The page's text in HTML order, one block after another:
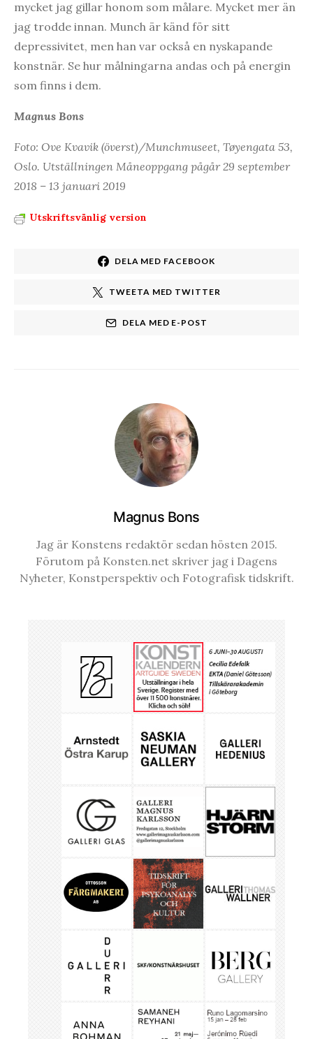
mycket jag gillar honom som målare. Mycket mer än
jag trodde innan. Munch är känd för sitt
depressivitet, men han var också en nyskapande
konstnär. Se hur målningarna andas och på energin
som finns i dem.
Magnus Bons
Foto: Ove Kvavik (överst)/Munchmuseet, Tøyengata 53,
Oslo. Utställningen Måneoppgang pågår 29 september
2018 – 13 januari 2019
Utskriftsvänlig version
DELA MED FACEBOOK
TWEETA MED TWITTER
DELA MED E-POST
Magnus Bons
Jag är Konstens redaktör sedan hösten 2015.
Förutom på Konsten.net skriver jag i Dagens
Nyheter, Konstperspektiv och Fotografisk tidskrift.